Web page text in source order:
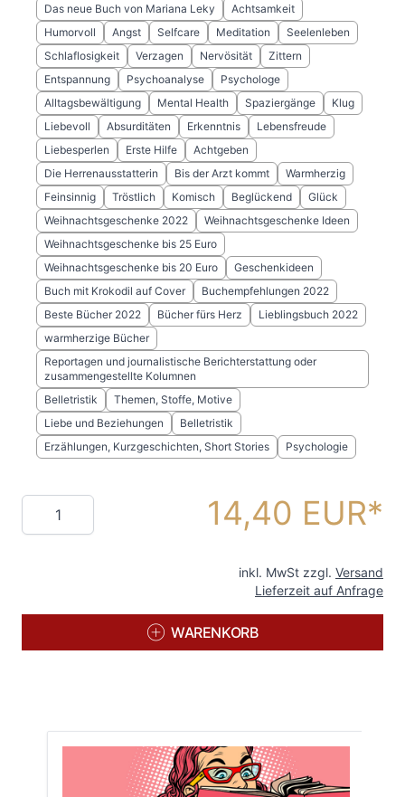
Das neue Buch von Mariana Leky
Achtsamkeit
Humorvoll
Angst Selfcare Meditation
Seelenleben
Schlaflosigkeit
Verzagen Nervösität
Zittern
Entspannung
Psychoanalyse
Psychologe
Alltagsbewältigung
Mental Health Spaziergänge
Klug
Liebevoll
Absurditäten Erkenntnis
Lebensfreude
Liebesperlen
Erste Hilfe
Achtgeben
Die Herrenausstatterin
Bis der Arzt kommt
Warmherzig
Feinsinnig
Tröstlich Komisch Beglückend
Glück
Weihnachtsgeschenke 2022
Weihnachtsgeschenke Ideen
Weihnachtsgeschenke bis 25 Euro
Weihnachtsgeschenke bis 20 Euro
Geschenkideen
Buch mit Krokodil auf Cover
Buchempfehlungen 2022
Beste Bücher 2022
Bücher fürs Herz
Lieblingsbuch 2022
warmherzige Bücher
Reportagen und journalistische Berichterstattung oder
zusammengestellte Kolumnen
Belletristik
Themen, Stoffe, Motive
Liebe und Beziehungen
Belletristik
Erzählungen, Kurzgeschichten, Short Stories
Psychologie
Menge 14,40 EUR
inkl. MwSt zzgl. Versand
Lieferzeit auf Anfrage
WARENKORB